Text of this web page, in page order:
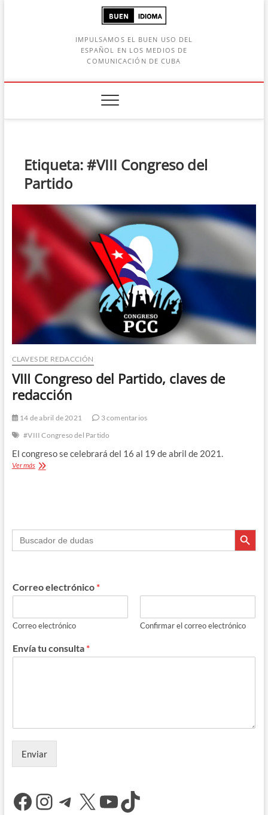
IMPULSAMOS EL BUEN USO DEL
ESPAÑOL EN LOS MEDIOS DE
COMUNICACIÓN DE CUBA
Etiqueta:#VIII Congreso del
Partido
CLAVES DE REDACCIÓN
VIII Congreso del Partido, claves de
redacción
14 de abril de 2021
3 comentarios
#VIII Congreso del Partido
El congreso se celebrará del 16 al 19 de abril de 2021.
Ver másVIII
redacción
Buscar: Botón de
Correo electrónico *
Correo electrónico Confirmar el correo electrónico
Envía tu consulta *
Enviar
Facebook
Instagram
Telegram
X YouTube
TikTok